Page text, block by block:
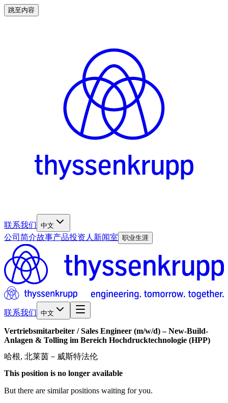
跳至内容
联系我们 中文
公司简介故事产品投资人 新闻室 职业生涯
联系我们 中文
Vertriebsmitarbeiter /​ Sales Engineer (m/w/d) – New-Build-
Anlagen & Tolling im Bereich Hochdrucktechnologie (HPP)
哈根, 北莱茵－威斯特法伦
This position is no longer available
But there are similar positions waiting for you.